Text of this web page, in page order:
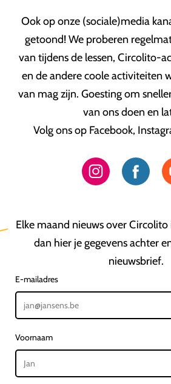
Ook op onze (sociale)media
getoond! We proberen
van tijdens de lessen, Circolito-
en de andere coole activiteiten
van mag zijn. Goesting om
van ons doen en
Volg ons op Facebook,
Elke maand nieuws over
dan hier je gegevens achter
nieuwsbrief.
E-mailadres
Voornaam